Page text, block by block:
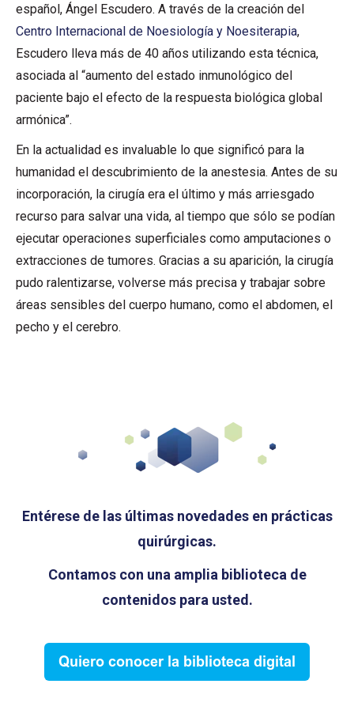
español, Ángel Escudero. A través de la creación del
Centro Internacional de Noesiología y Noesiterapia,
Escudero lleva más de 40 años utilizando esta técnica,
asociada al “aumento del estado inmunológico del
paciente bajo el efecto de la respuesta biológica global
armónica”.
En la actualidad es invaluable lo que significó para la
humanidad el descubrimiento de la anestesia. Antes de su
incorporación, la cirugía era el último y más arriesgado
recurso para salvar una vida, al tiempo que sólo se podían
ejecutar operaciones superficiales como amputaciones o
extracciones de tumores. Gracias a su aparición, la cirugía
pudo ralentizarse, volverse más precisa y trabajar sobre
áreas sensibles del cuerpo humano, como el abdomen, el
pecho y el cerebro.
Entérese de las últimas novedades en prácticas
quirúrgicas.
Contamos con una amplia biblioteca de
contenidos para usted.